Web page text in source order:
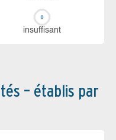
in­suf­fi­sant
– établis par